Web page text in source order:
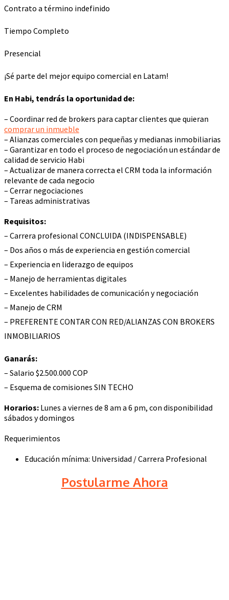
Contrato a término indefinido
Tiempo Completo
Presencial
¡Sé parte del mejor equipo comercial en Latam!
En Habi, tendrás la oportunidad de:
– Coordinar red de brokers para captar clientes que quieran
comprar un inmueble
– Alianzas comerciales con pequeñas y medianas inmobiliarias
– Garantizar en todo el proceso de negociación un estándar de
calidad de servicio Habi
– Actualizar de manera correcta el CRM toda la información
relevante de cada negocio
– Cerrar negociaciones
– Tareas administrativas
Requisitos:
– Carrera profesional CONCLUIDA (INDISPENSABLE)
– Dos años o más de experiencia en gestión comercial
– Experiencia en liderazgo de equipos
– Manejo de herramientas digitales
– Excelentes habilidades de comunicación y negociación
– Manejo de CRM
– PREFERENTE CONTAR CON RED/ALIANZAS CON BROKERS
INMOBILIARIOS
Ganarás:
– Salario $2.500.000 COP
– Esquema de comisiones SIN TECHO
Horarios: Lunes a viernes de 8 am a 6 pm, con disponibilidad
sábados y domingos
Requerimientos
Educación mínima: Universidad / Carrera Profesional
Postularme Ahora